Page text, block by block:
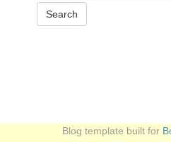
Blog template built for